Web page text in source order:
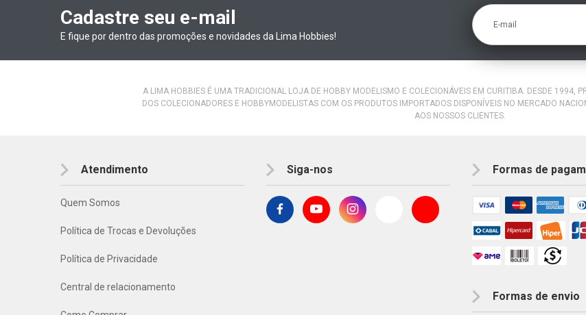
Cadastre seu e-mail
E fique por dentro das promoções e novidades da Lima Hobbies!
E-mail
A LIMA HOBBIES É UMA TRADICIONAL LOJA DE HOBBY MODELISMO E COLECIONÁVEIS EM CURITIBA. DESDE 1994,
DOS COLECIONADORES E HOBBYMODELISTAS COM OS PRODUTOS IMPORTADOS DISPONÍVEIS NO MERCADO
AOS NOSSOS CLIENTES.
Atendimento
Quem Somos
Política de Trocas e Devoluções
Política de Privacidade
Central de relacionamento
Siga-nos Formas de
Formas de envio